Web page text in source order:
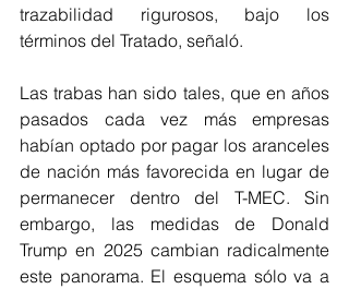
trazabilidad rigurosos, bajo los
términos del Tratado, señaló.
Las trabas han sido tales, que en años
pasados cada vez más empresas
habían optado por pagar los aranceles
de nación más favorecida en lugar de
permanecer dentro del T-MEC. Sin
embargo, las medidas de Donald
Trump en 2025 cambian radicalmente
este panorama. El esquema sólo va a